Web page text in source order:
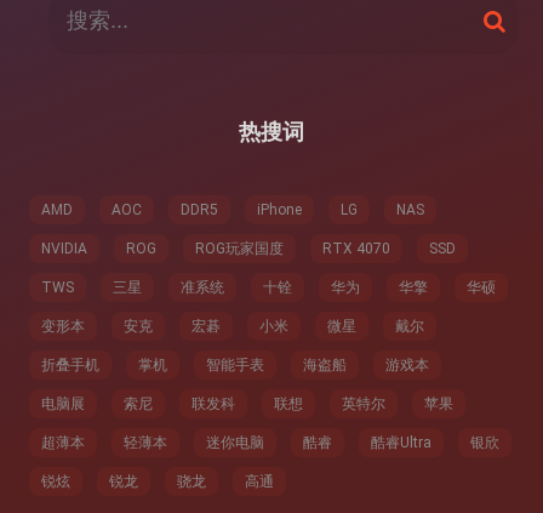
搜
索
热搜词
AMD AOC DDR5 iPhone LG NAS
NVIDIA ROG ROG玩家国度 RTX 4070 SSD
TWS 三星 准系统 十铨 华为 华擎 华硕
变形本 安克 宏碁 小米 微星 戴尔
折叠手机 掌机 智能手表 海盗船 游戏本
电脑展 索尼 联发科 联想 英特尔 苹果
超薄本 轻薄本 迷你电脑 酷睿 酷睿Ultra 银欣
锐炫 锐龙 骁龙 高通